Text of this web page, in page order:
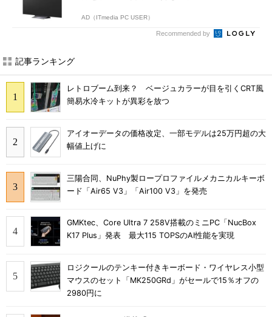
AD（ITmedia PC USER）
Recommended by
記事ランキング
レトロブーム到来？ ベージュカラーが目を引くCRT風
簡易水冷キットが異彩を放つ
アイオーデータの価格改定、一部モデルは25万円超の大
幅値上げに
三陽合同、NuPhy製ロープロファイルメカニカルキーボ
ード「Air65 V3」「Air100 V3」を発売
GMKtec、Core Ultra 7 258V搭載のミニPC「NucBox
K17 Plus」発表 最大115 TOPSのAI性能を実現
ロジクールのテンキー付きキーボード・ワイヤレス小型
マウスのセット「MK250GRd」がセールで15％オフの
2980円に